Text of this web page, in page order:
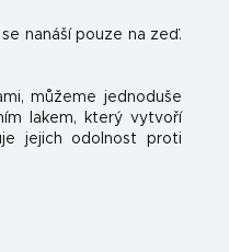
nanáší pouze na zeď.
můžeme jednoduše
lakem, který vytvoří
jejich odolnost proti